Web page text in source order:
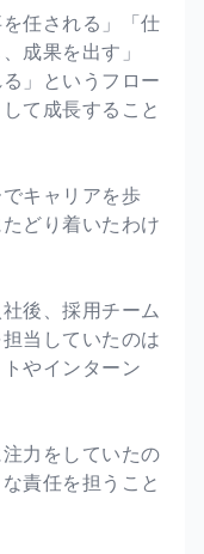
任される」「仕
成果を出す」
」というフロー
て成長すること
キャリアを歩
どり着いたわけ
後、採用チーム
当していたのは
やインターン
力をしていたの
責任を担うこと